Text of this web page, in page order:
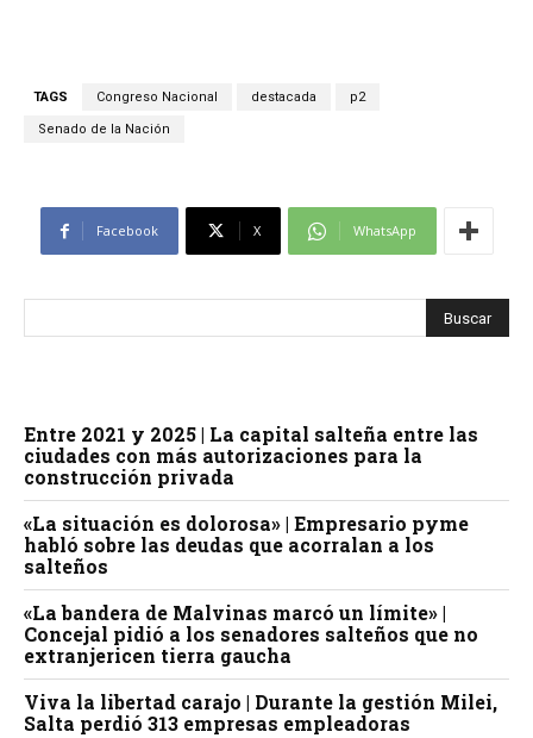
TAGS Congreso Nacional destacada p2
Senado de la Nación
Facebook X WhatsApp
Entre 2021 y 2025 | La capital salteña entre las
ciudades con más autorizaciones para la
construcción privada
«La situación es dolorosa» | Empresario pyme
habló sobre las deudas que acorralan a los
salteños
«La bandera de Malvinas marcó un límite» |
Concejal pidió a los senadores salteños que no
extranjericen tierra gaucha
Viva la libertad carajo | Durante la gestión Milei,
Salta perdió 313 empresas empleadoras